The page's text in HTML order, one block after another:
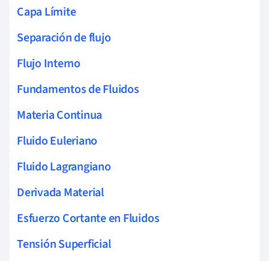
Capa Límite
Separación de flujo
Flujo Interno
Fundamentos de Fluidos
Materia Continua
Fluido Euleriano
Fluido Lagrangiano
Derivada Material
Esfuerzo Cortante en Fluidos
Tensión Superficial